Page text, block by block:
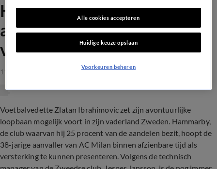
Hammarby hoopt
aandeelhouder Ibrahimovic
vast te leggen
11 mei 2020, 20:55
Voetbalvedette Zlatan Ibrahimovic zet zijn avontuurlijke
loopbaan mogelijk voort in zijn vaderland Zweden. Hammarby,
de club waarvan hij 25 procent van de aandelen bezit, hoopt de
38-jarige aanvaller van AC Milan binnen afzienbare tijd als
versterking te kunnen presenteren. Volgens de technisch
Alle cookies accepteren
Huidige keuze opslaan
Voorkeuren beheren